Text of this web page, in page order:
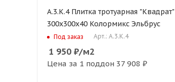
А.3.К.4 Плитка тротуарная "Квадрат"
300х300х40 Колормикс Эльбрус
Под заказ Арт.: А.3.К.4
1 950 ₽/м2
Цена за 1 поддон 37 908 ₽